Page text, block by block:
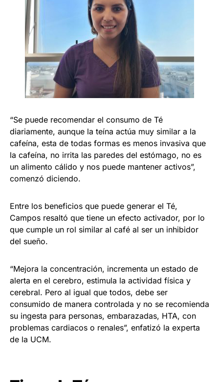
“Se puede recomendar el consumo de Té
diariamente, aunque la teína actúa muy similar a la
cafeína, esta de todas formas es menos invasiva que
la cafeína, no irrita las paredes del estómago, no es
un alimento cálido y nos puede mantener activos”,
comenzó diciendo.
Entre los beneficios que puede generar el Té,
Campos resaltó que tiene un efecto activador, por lo
que cumple un rol similar al café al ser un inhibidor
del sueño.
“Mejora la concentración, incrementa un estado de
alerta en el cerebro, estimula la actividad física y
cerebral. Pero al igual que todos, debe ser
consumido de manera controlada y no se recomienda
su ingesta para personas, embarazadas, HTA, con
problemas cardiacos o renales”, enfatizó la experta
de la UCM.